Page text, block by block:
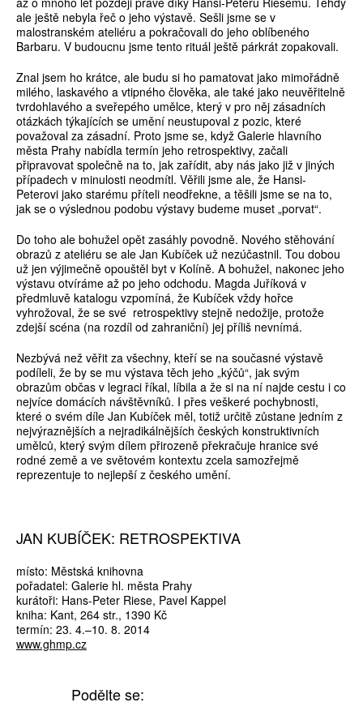
ale ještě nebyla řeč o jeho výstavě. Sešli jsme se v
malostranském ateliéru a pokračovali do jeho oblíbeného
Barbaru. V budoucnu jsme tento rituál ještě párkrát zopakovali.
Znal jsem ho krátce, ale budu si ho pamatovat jako mimořádně
milého, laskavého a vtipného člověka, ale také jako neuvěřitelně
tvrdohlavého a sveřepého umělce, který v pro něj zásadních
otázkách týkajících se umění neustupoval z pozic, které
považoval za zásadní. Proto jsme se, když Galerie hlavního
města Prahy nabídla termín jeho retrospektivy, začali
připravovat společně na to, jak zařídit, aby nás jako již v jiných
případech v minulosti neodmítl. Věřili jsme ale, že Hansi-
Peterovi jako starému příteli neodřekne, a těšili jsme se na to,
jak se o výslednou podobu výstavy budeme muset „porvat“.
Do toho ale bohužel opět zasáhly povodně. Nového stěhování
obrazů z ateliéru se ale Jan Kubíček už nezúčastnil. Tou dobou
už jen výjimečně opouštěl byt v Kolíně. A bohužel, nakonec jeho
výstavu otvíráme až po jeho odchodu. Magda Juříková v
předmluvě katalogu vzpomíná, že Kubíček vždy hořce
vyhrožoval, že se své retrospektivy stejně nedožije, protože
zdejší scéna (na rozdíl od zahraniční) jej příliš nevnímá.
Nezbývá než věřit za všechny, kteří se na současné výstavě
podíleli, že by se mu výstava těch jeho „kýčů“, jak svým
obrazům občas v legraci říkal, líbila a že si na ní najde cestu i co
nejvíce domácích návštěvníků. I přes veškeré pochybnosti,
které o svém díle Jan Kubíček měl, totiž určitě zůstane jedním z
nejvýraznějších a nejradikálnějších českých konstruktivních
umělců, který svým dílem přirozeně překračuje hranice své
rodné země a ve světovém kontextu zcela samozřejmě
reprezentuje to nejlepší z českého umění.
JAN KUBÍČEK: RETROSPEKTIVA
místo: Městská knihovna
pořadatel: Galerie hl. města Prahy
kurátoři: Hans-Peter Riese, Pavel Kappel
kniha: Kant, 264 str., 1390 Kč
termín: 23. 4.–10. 8. 2014
www.ghmp.cz
Podělte se: